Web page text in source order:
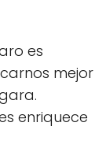
es
mejor
enriquece